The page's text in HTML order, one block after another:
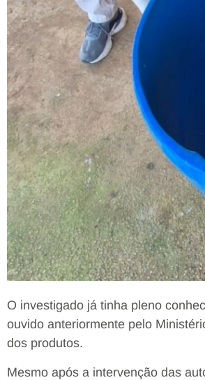
O investigado já tinha pleno
ouvido anteriormente pelo
dos produtos.
Mesmo após a intervenção das